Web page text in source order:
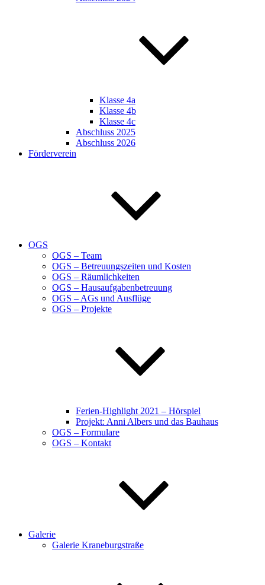
Klasse 4a
Klasse 4b
Klasse 4c
Abschluss 2025
Abschluss 2026
Förderverein
OGS
OGS – Team
OGS – Betreuungszeiten und Kosten
OGS – Räumlichkeiten
OGS – Hausaufgabenbetreuung
OGS – AGs und Ausflüge
OGS – Projekte
Ferien-Highlight 2021 – Hörspiel
Projekt: Anni Albers und das Bauhaus
OGS – Formulare
OGS – Kontakt
Galerie
Galerie Kraneburgstraße